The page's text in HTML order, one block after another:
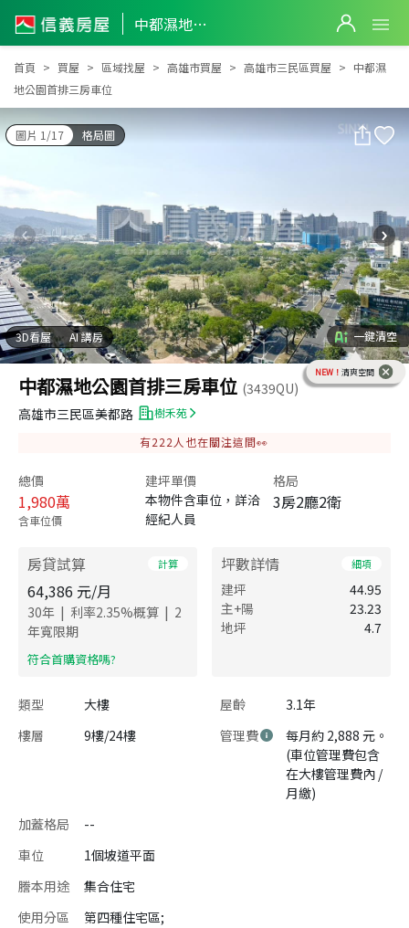
中都濕地公園首排三房車位
中都濕地公園首排三房車位
首頁 買屋 區域找屋 高雄市買屋 高雄市三民區買屋
中都濕
地公園首排三房車位
圖片 1/17 格局圖
3D看屋 AI 講房 一鍵清空
NEW！ 清爽空間
中都濕地公園首排三房車位 (3439QU)
高雄市三民區美都路
樹禾苑
有222 人也在關注這間👀
總價
1,980萬
含車位價
建坪單價
本物件含車位，詳洽
經紀人員
格局
3房2廳2衛
房貸試算 計算
64,386 元/月
30年 | 利率2.35%概算 | 2
年寬限期
​符合首購資格嗎?
坪數詳情 細項
建坪
44.95
主+陽
23.23
地坪
4.7
類型 大樓 屋齡
3.1年
樓層
9樓/24樓 管理費
每月約 2,888 元。
(車位管理費包含
在大樓管理費內 /
月繳)
加蓋格局
--
車位
1個坡道平面
謄本用途
集合住宅
使用分區
第四種住宅區;